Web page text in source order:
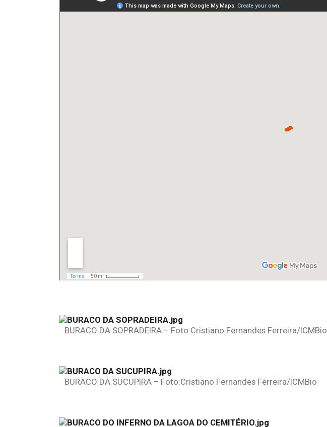
BURACO DA SOPRADEIRA – Foto:Cristiano Fernandes Ferreira/ICMBio
BURACO DA SUCUPIRA – Foto:Cristiano Fernandes Ferreira/ICMBio